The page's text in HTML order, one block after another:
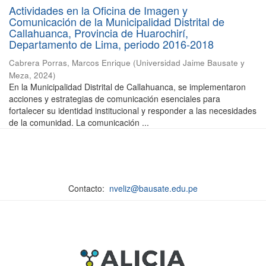
Actividades en la Oficina de Imagen y
Comunicación de la Municipalidad Distrital de
Callahuanca, Provincia de Huarochirí,
Departamento de Lima, periodo 2016-2018
Cabrera Porras, Marcos Enrique (Universidad Jaime Bausate y
Meza, 2024)
En la Municipalidad Distrital de Callahuanca, se implementaron
acciones y estrategias de comunicación esenciales para
fortalecer su identidad institucional y responder a las necesidades
de la comunidad. La comunicación ...
Contacto: nveliz@bausate.edu.pe